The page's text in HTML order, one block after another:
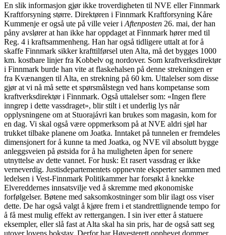
En slik informasjon gjør ikke troverdigheten til NVE eller Finnmark
Kraftforsyning større. Direktøren i Finnmark Kraftforsyning Kåre
Kummenje er også ute på ville veier i Aftenposten 26. mai, der han
påny avslører at han ikke har oppdaget at Finnmark hører med til
Reg. 4 i kraftsammenheng. Han har også tidligere uttalt at for å
skaffe Finnmark sikker krafttilførsel uten Alta, må det bygges 1000
km. kostbare linjer fra Kobbelv og nordover. Som kraftverksdirektør
i Finnmark burde han vite at flaskehalsen på denne strekningen er
fra Kvænangen til Alta, en strekning på 60 km. Uttalelser som disse
gjør at vi nå må sette et spørsmålstegn ved hans kompetanse som
kraftverksdirektør i Finnmark. Også uttalelser som: «Ingen flere
inngrep i dette vassdraget», blir stilt i et underlig lys når
opplysningene om at Stuorajávri kan brukes som magasin, kom for
en dag. Vi skal også være oppmerksom på at NVE aldri sjøl har
trukket tilbake planene om Joatka. Inntaket på tunnelen er fremdeles
dimensjonert for å kunne ta med Joatka, og NVE vil absolutt bygge
anleggsveien på østsida for å ha muligheten åpen for senere
utnyttelse av dette vannet. For husk: Et rasert vassdrag er ikke
verneverdig. Justisdepartementets oppnevnte eksperter sammen med
ledelsen i Vest-Finnmark Politikammer har forsøkt å knekke
Elvereddernes innsatsvilje ved å skremme med økonomiske
forfølgelser. Bøtene med saksomkostninger som blir ilagt oss viser
dette. De har også valgt å kjøre frem i et standrettlignende tempo for
å få mest mulig effekt av rettergangen. I sin iver etter å statuere
eksempler, eller slå fast at Alta skal ha sin pris, har de også satt seg
utover lovens bokstav. Derfor har Høyesterett opphevet dommer